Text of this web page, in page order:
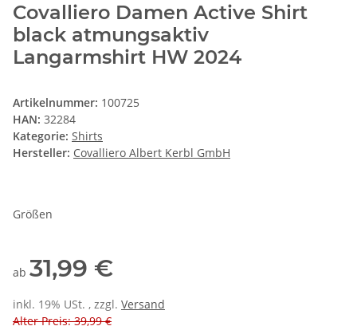
Covalliero Damen Active Shirt
black atmungsaktiv
Langarmshirt HW 2024
Artikelnummer: 100725
HAN: 32284
Kategorie: Shirts
Hersteller: Covalliero Albert Kerbl GmbH
Größen
ab 31,99 €
inkl. 19% USt. , zzgl. Versand
Alter Preis: 39,99 €